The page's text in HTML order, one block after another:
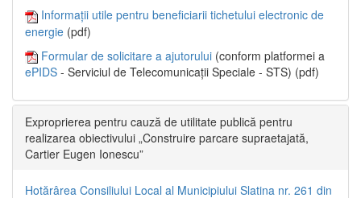
Informații utile pentru beneficiarii tichetului electronic de
energie (pdf)
Formular de solicitare a ajutorului (conform platformei a
ePIDS - Serviciul de Telecomunicații Speciale - STS) (pdf)
Exproprierea pentru cauză de utilitate publică pentru
realizarea obiectivului „Construire parcare supraetajată,
Cartier Eugen Ionescu”
Hotărârea Consiliului Local al Municipiului Slatina nr. 261 din